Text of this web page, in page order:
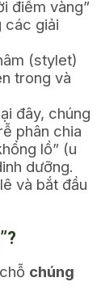
điểm vàng”
các giải
(stylet)
trong và
đây, chúng
phân chia
lồ” (u
dưỡng.
và bắt đầu
chúng